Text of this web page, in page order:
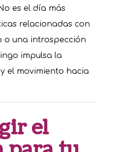
es el día más
relacionadas con
o una introspección
impulsa la
el movimiento hacia
el